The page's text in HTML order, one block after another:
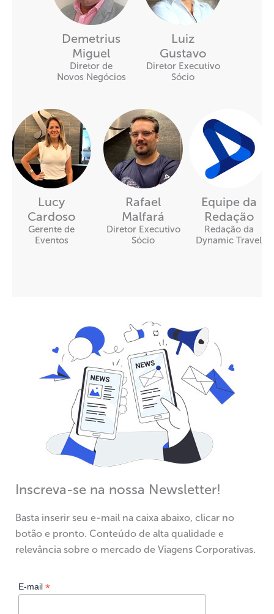
Demetrius
Miguel
Diretor de
Novos Negócios
Luiz
Gustavo
Diretor Executivo
Sócio
Lucy
Cardoso
Gerente de
Eventos
Rafael
Malfará
Diretor Executivo
Sócio
Equipe da
Redação
Redação da
Dynamic Travel
Inscreva-se na nossa Newsletter!
Basta inserir seu e-mail na caixa abaixo, clicar no
botão e pronto. Conteúdo de alta qualidade e
relevância sobre o mercado de Viagens Corporativas.
E-mail *